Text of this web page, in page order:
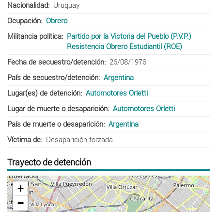
Nacionalidad
Uruguay
Ocupación
Obrero
Militancia política
Partido por la Victoria del Pueblo (P.V.P.)
Resistencia Obrero Estudiantil (ROE)
Fecha de secuestro/detención
26/08/1976
País de secuestro/detención
Argentina
Lugar(es) de detención
Automotores Orletti
Lugar de muerte o desaparición
Automotores Orletti
País de muerte o desaparición
Argentina
Víctima de
Desaparición forzada
Trayecto de detención
+
−